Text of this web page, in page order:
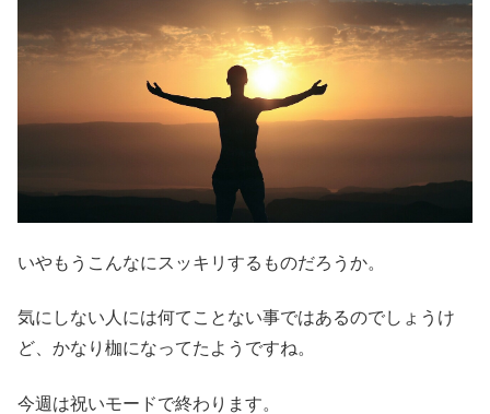
いやもうこんなにスッキリするものだろうか。
気にしない人には何てことない事ではあるのでしょうけ
ど、かなり枷になってたようですね。
今週は祝いモードで終わります。